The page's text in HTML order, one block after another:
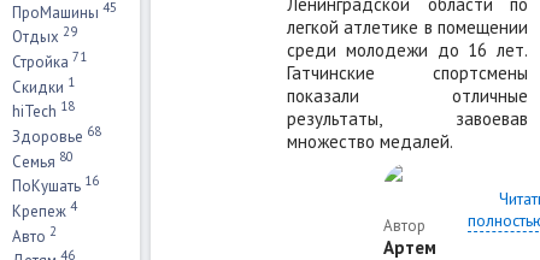
ПроМашины 45
Отдых 29
Стройка 71
Скидки 1
hiTech 18
Здоровье 68
Семья 80
ПоКушать 16
Крепеж 4
Авто 2
46
легкой атлетике в помещении
среди молодежи до 16 лет.
Гатчинские спортсмены
показали отличные
результаты, завоевав
множество медалей.
Автор
Артем